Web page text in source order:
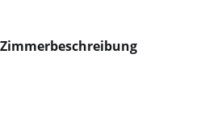
Zimmerbeschreibung